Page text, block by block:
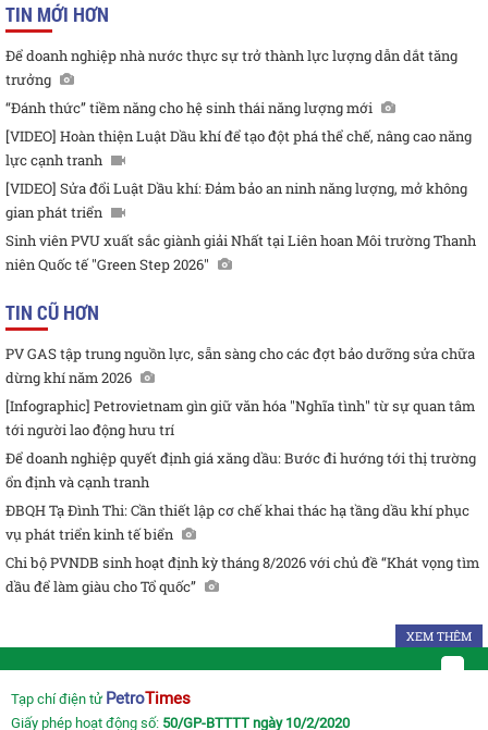
TIN MỚI HƠN
Để doanh nghiệp nhà nước thực sự trở thành lực lượng dẫn dắt tăng
trưởng
“Đánh thức” tiềm năng cho hệ sinh thái năng lượng mới
[VIDEO] Hoàn thiện Luật Dầu khí để tạo đột phá thể chế, nâng cao năng
lực cạnh tranh
[VIDEO] Sửa đổi Luật Dầu khí: Đảm bảo an ninh năng lượng, mở không
gian phát triển
Sinh viên PVU xuất sắc giành giải Nhất tại Liên hoan Môi trường Thanh
niên Quốc tế "Green Step 2026"
TIN CŨ HƠN
PV GAS tập trung nguồn lực, sẵn sàng cho các đợt bảo dưỡng sửa chữa
dừng khí năm 2026
[Infographic] Petrovietnam gìn giữ văn hóa "Nghĩa tình" từ sự quan tâm
tới người lao động hưu trí
Để doanh nghiệp quyết định giá xăng dầu: Bước đi hướng tới thị trường
ổn định và cạnh tranh
ĐBQH Tạ Đình Thi: Cần thiết lập cơ chế khai thác hạ tầng dầu khí phục
vụ phát triển kinh tế biển
Chi bộ PVNDB sinh hoạt định kỳ tháng 8/2026 với chủ đề “Khát vọng tìm
dầu để làm giàu cho Tổ quốc”
XEM THÊM
Tạp chí điện tử PetroTimes
Giấy phép hoạt động số: 50/GP-BTTTT ngày 10/2/2020